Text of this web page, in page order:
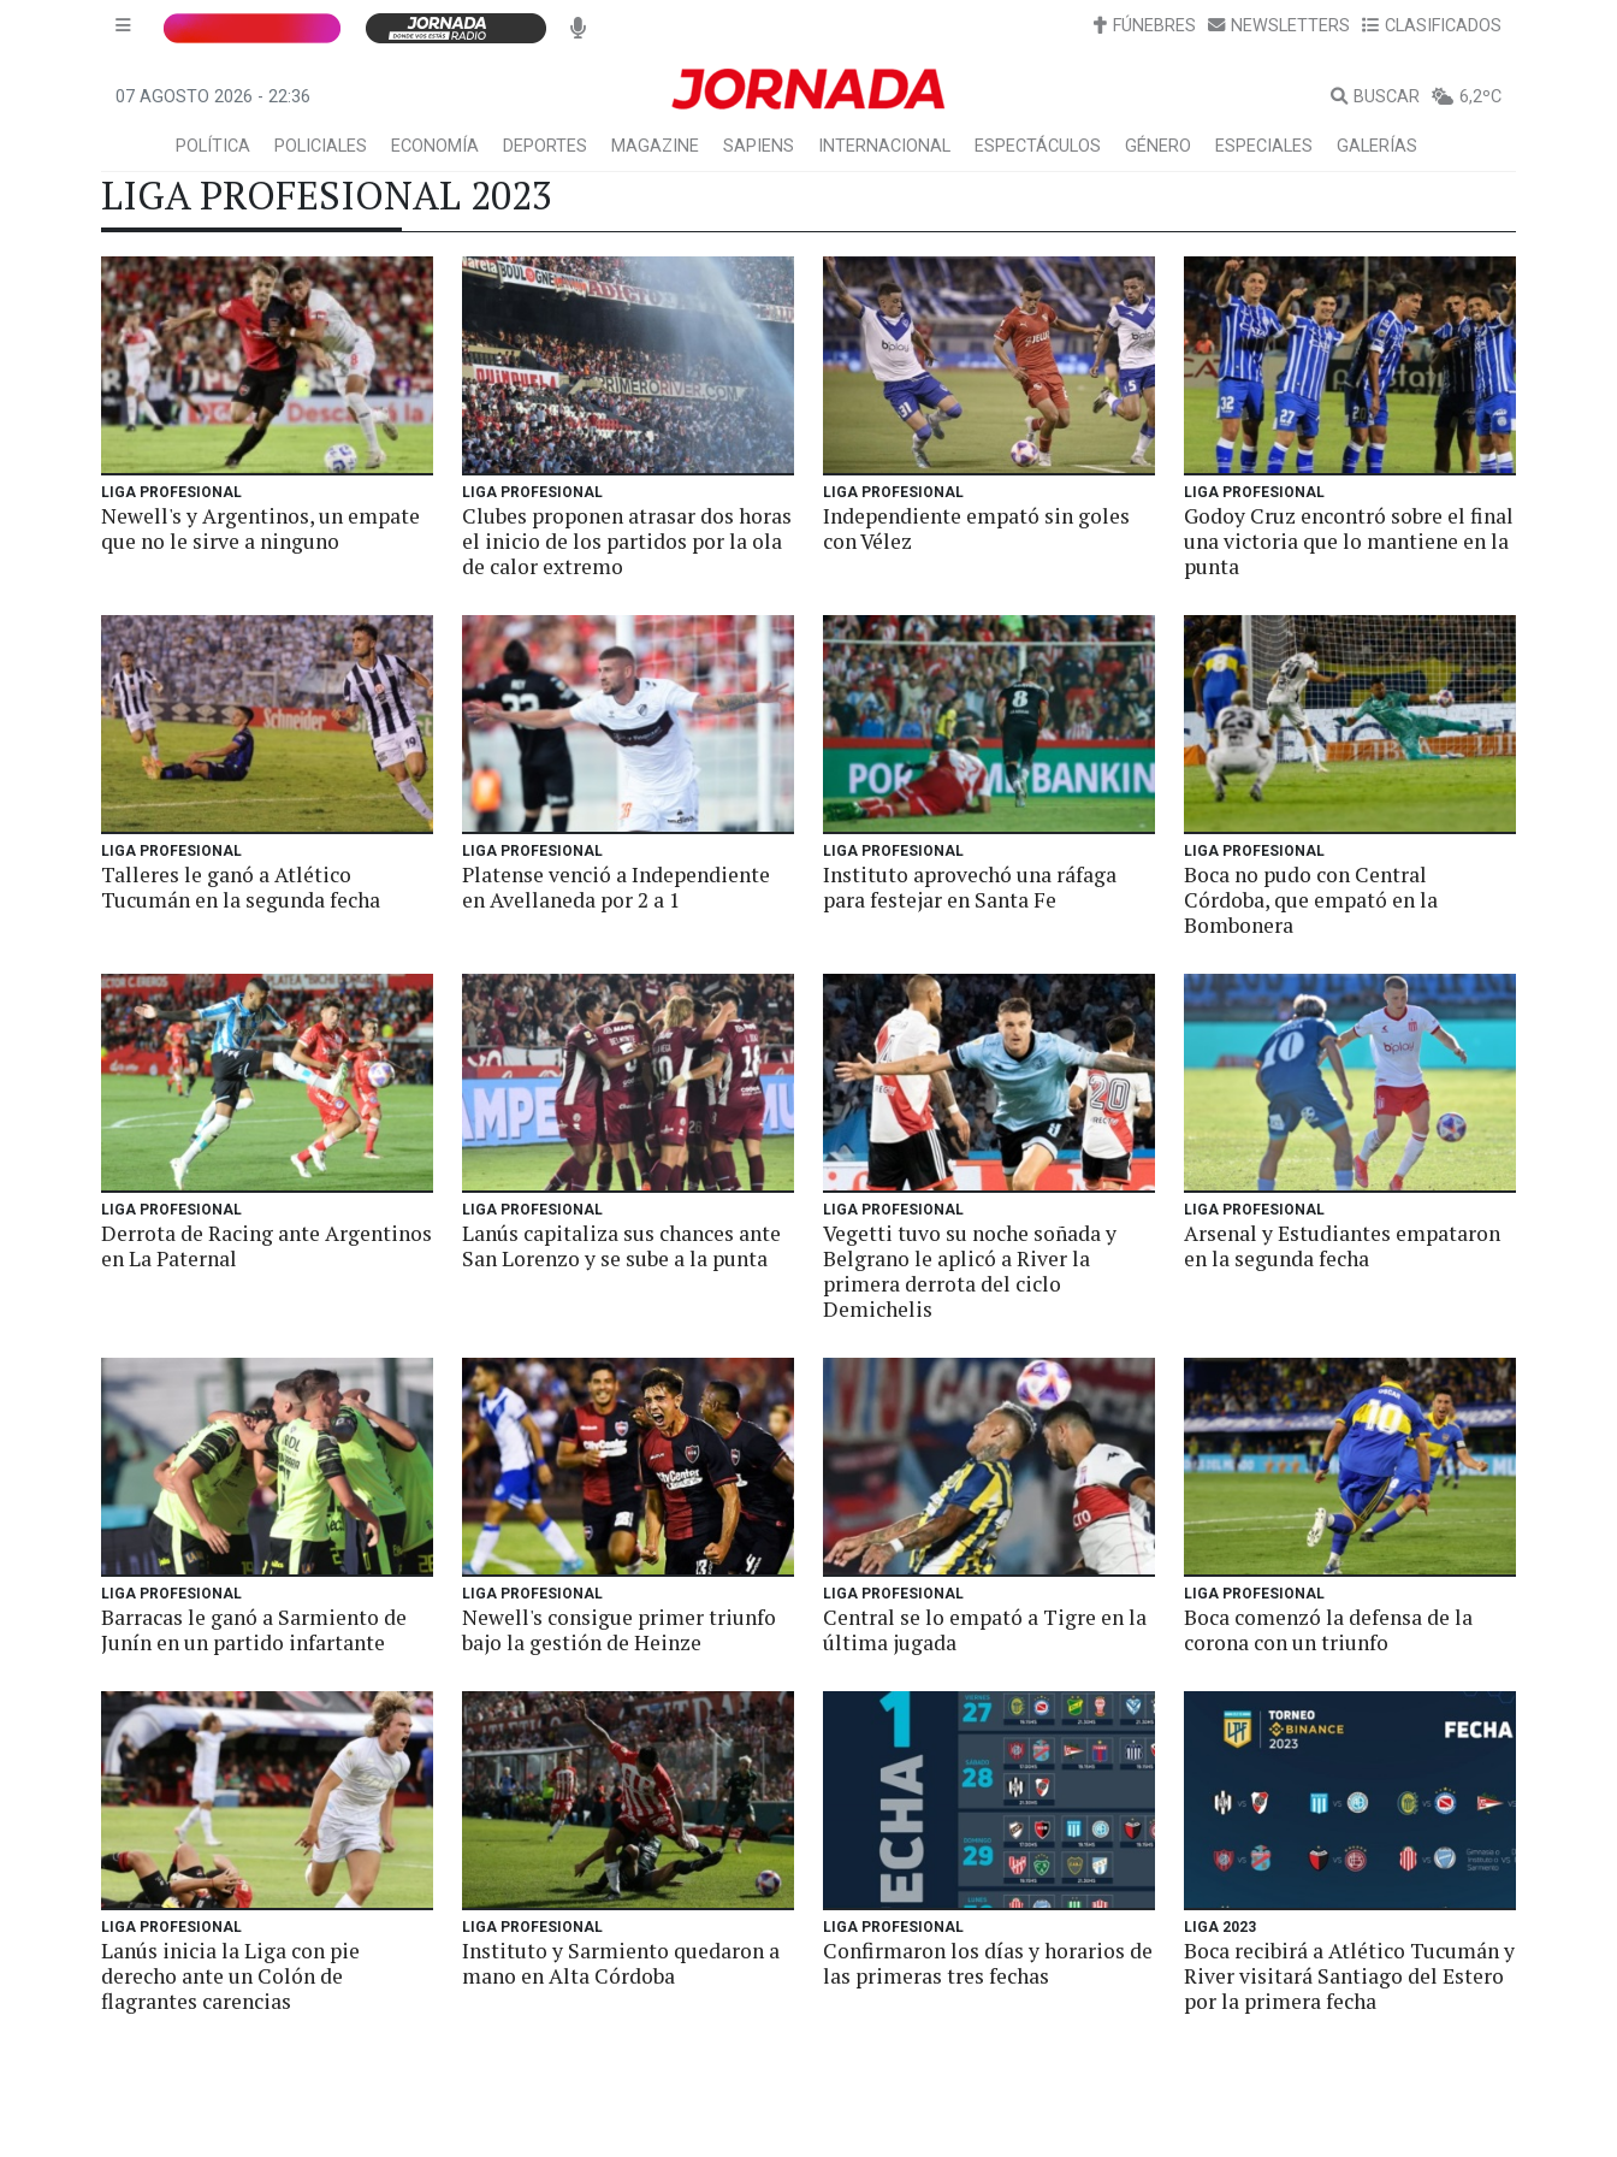
FÚNEBRES NEWSLETTERS CLASIFICADOS
07 AGOSTO 2026 - 22:36 BUSCAR 6,2ºC
POLÍTICA POLICIALES ECONOMÍA DEPORTES MAGAZINE SAPIENS INTERNACIONAL ESPECTÁCULOS GÉNERO ESPECIALES GALERÍAS
LIGA PROFESIONAL 2023
LIGA PROFESIONAL
Newell's y Argentinos, un empate
que no le sirve a ninguno
LIGA PROFESIONAL
Clubes proponen atrasar dos horas
el inicio de los partidos por la ola
de calor extremo
LIGA PROFESIONAL
Independiente empató sin goles
con Vélez
LIGA PROFESIONAL
Godoy Cruz encontró sobre el final
una victoria que lo mantiene en la
punta
LIGA PROFESIONAL
Talleres le ganó a Atlético
Tucumán en la segunda fecha
LIGA PROFESIONAL
Platense venció a Independiente
en Avellaneda por 2 a 1
LIGA PROFESIONAL
Instituto aprovechó una ráfaga
para festejar en Santa Fe
LIGA PROFESIONAL
Boca no pudo con Central
Córdoba, que empató en la
Bombonera
LIGA PROFESIONAL
Derrota de Racing ante Argentinos
en La Paternal
LIGA PROFESIONAL
Lanús capitaliza sus chances ante
San Lorenzo y se sube a la punta
LIGA PROFESIONAL
Vegetti tuvo su noche soñada y
Belgrano le aplicó a River la
primera derrota del ciclo
Demichelis
LIGA PROFESIONAL
Arsenal y Estudiantes empataron
en la segunda fecha
LIGA PROFESIONAL
Barracas le ganó a Sarmiento de
Junín en un partido infartante
LIGA PROFESIONAL
Newell's consigue primer triunfo
bajo la gestión de Heinze
LIGA PROFESIONAL
Central se lo empató a Tigre en la
última jugada
LIGA PROFESIONAL
Boca comenzó la defensa de la
corona con un triunfo
LIGA PROFESIONAL
Lanús inicia la Liga con pie
derecho ante un Colón de
flagrantes carencias
LIGA PROFESIONAL
Instituto y Sarmiento quedaron a
mano en Alta Córdoba
LIGA PROFESIONAL
Confirmaron los días y horarios de
las primeras tres fechas
LIGA 2023
Boca recibirá a Atlético Tucumán y
River visitará Santiago del Estero
por la primera fecha